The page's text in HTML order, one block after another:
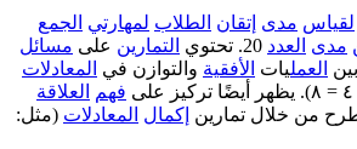
لقياس مدى إتقان الطلاب لمهارتي
الجمع
مدى العدد20. تحتوي التمارينعلى مسائل
العمليات الأفقيةوالتوازن في المعادلات
فهم
العلاقة
من خلال تمارين إكمال المعادلات(مثل: